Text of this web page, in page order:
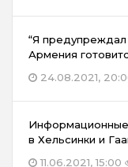
“Я
Армения
24.08.2021,
в Хельсинки и
11.06.2021, 15:00